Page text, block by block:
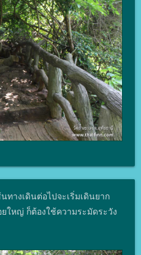
างเดินต่อไปจะเริ่มเดินยาก
หญ่ ก็ต้องใช้ความระมัดระวัง